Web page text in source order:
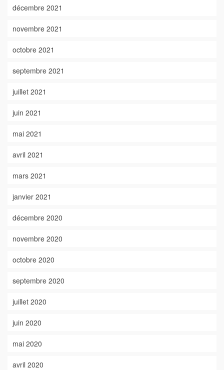
décembre 2021
novembre 2021
octobre 2021
septembre 2021
juillet 2021
juin 2021
mai 2021
avril 2021
mars 2021
janvier 2021
décembre 2020
novembre 2020
octobre 2020
septembre 2020
juillet 2020
juin 2020
mai 2020
avril 2020